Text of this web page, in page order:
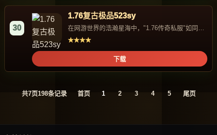
30
1.76复古极品523sy
在网游世界的浩瀚星海中，"1.76传奇私服"如同一
颗独特的星辰，...
★★★★
下载
共7页198条记录 首页 1 2 3 4 5 尾页